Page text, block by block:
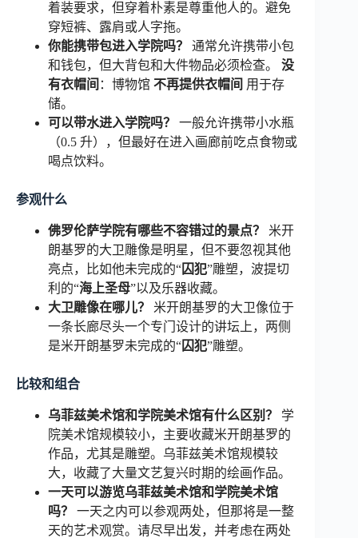
着装要求，但穿着朴素是尊重他人的。避免
穿短裤、露肩或人字拖。
你能携带包进入学院吗？
通常允许携带小包
和钱包，但大背包和大件物品必须检查。 没
有衣帽间 ：博物馆 不再提供衣帽间 用于存
储。
可以带水进入学院吗？
一般允许携带小水瓶
（0.5 升），但最好在进入画廊前吃点食物或
喝点饮料。
参观什么
佛罗伦萨学院有哪些不容错过的景点？
米开
朗基罗的大卫雕像是明星，但不要忽视其他
亮点，比如他未完成的“囚犯”雕塑，波提切
利的“海上圣母”以及乐器收藏。
大卫雕像在哪儿？
米开朗基罗的大卫像位于
一条长廊尽头一个专门设计的讲坛上，两侧
是米开朗基罗未完成的“囚犯”雕塑。
比较和组合
乌菲兹美术馆和学院美术馆有什么区别？
学
院美术馆规模较小，主要收藏米开朗基罗的
作品，尤其是雕塑。乌菲兹美术馆规模较
大，收藏了大量文艺复兴时期的绘画作品。
一天可以游览乌菲兹美术馆和学院美术馆
吗？
一天之内可以参观两处，但那将是一整
天的艺术观赏。请尽早出发，并考虑在两处